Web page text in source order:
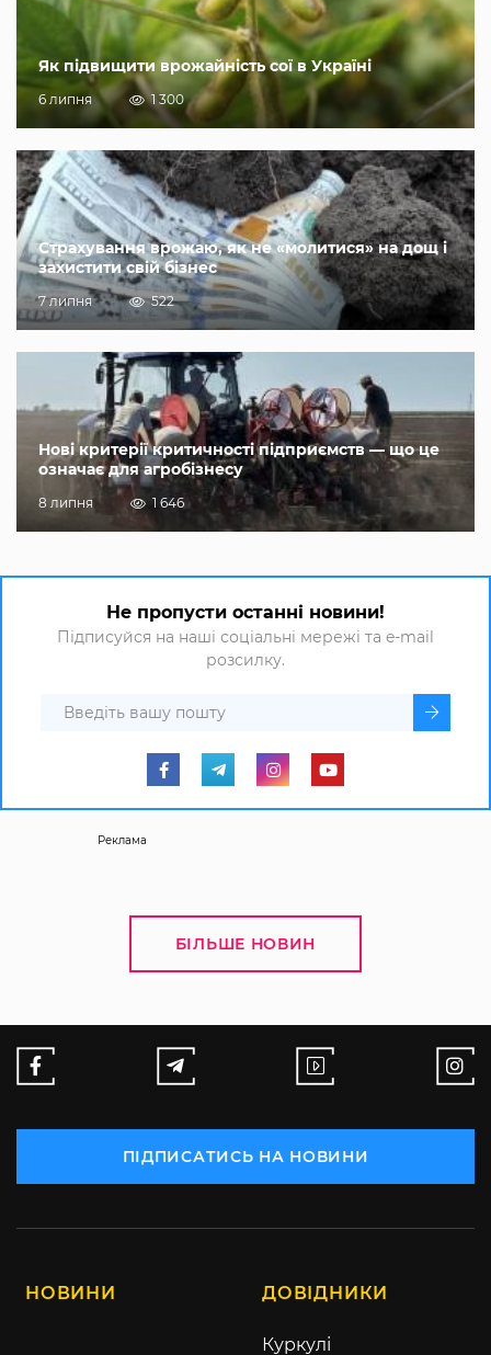
Як підвищити врожайність сої в Україні
6 липня 1 300
Страхування врожаю, як не «молитися» на дощ і
захистити свій бізнес
7 липня 522
Нові критерії критичності підприємств — що це
означає для агробізнесу
8 липня 1 646
Не пропусти останні новини!
Підписуйся на наші соціальні мережі та e-mail
розсилку.
Реклама
БІЛЬШЕ НОВИН
ПІДПИСАТИСЬ НА НОВИНИ
НОВИНИ ДОВІДНИКИ
Куркулі